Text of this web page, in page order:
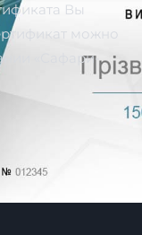
Вы
можно
«Сафари-